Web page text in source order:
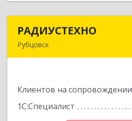
РАДИУСТЕХНО
Рубцовск
Клиентов на сопровождении
1С:Специалист